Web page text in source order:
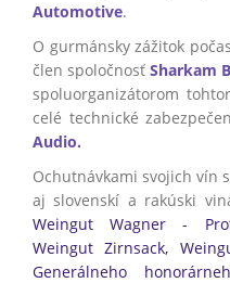
Automotive.
O gurmánsky zážitok
člen spoločnosťSharkam
spoluorganizátorom
celé technické
Audio.
Ochutnávkami svojich vín
aj slovenskí a rakúski
Weingut Wagner -
Weingut Zirnsack,
Generálneho